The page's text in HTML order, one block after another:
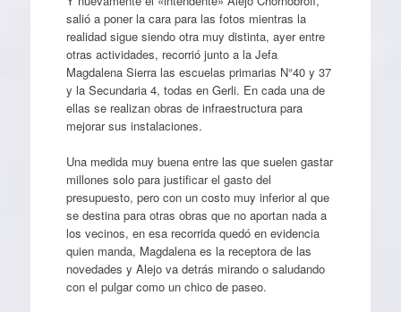
salió a poner la cara para las fotos mientras la
realidad sigue siendo otra muy distinta, ayer entre
otras actividades, recorrió junto a la Jefa
Magdalena Sierra las escuelas primarias N°40 y 37
y la Secundaria 4, todas en Gerli. En cada una de
ellas se realizan obras de infraestructura para
mejorar sus instalaciones.
Una medida muy buena entre las que suelen gastar
millones solo para justificar el gasto del
presupuesto, pero con un costo muy inferior al que
se destina para otras obras que no aportan nada a
los vecinos, en esa recorrida quedó en evidencia
quien manda, Magdalena es la receptora de las
novedades y Alejo va detrás mirando o saludando
con el pulgar como un chico de paseo.